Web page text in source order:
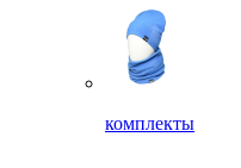
комплекты